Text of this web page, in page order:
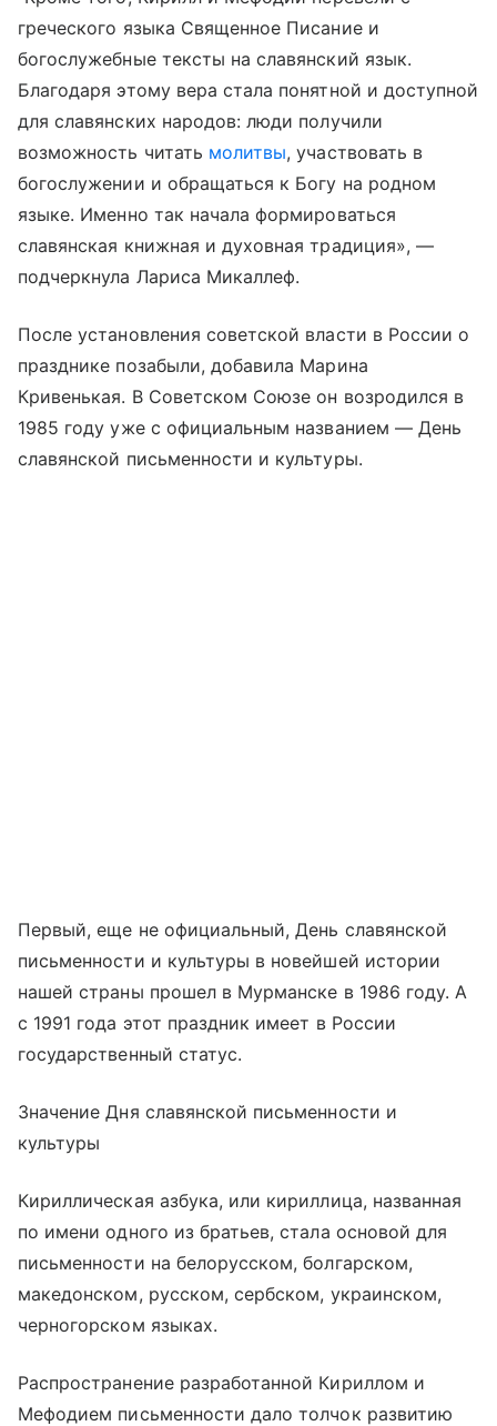
греческого языка Священное Писание и
богослужебные тексты на славянский язык.
Благодаря этому вера стала понятной и доступной
для славянских народов: люди получили
возможность читать молитвы, участвовать в
богослужении и обращаться к Богу на родном
языке. Именно так начала формироваться
славянская книжная и духовная традиция», —
подчеркнула Лариса Микаллеф.
После установления советской власти в России о
празднике позабыли, добавила Марина
Кривенькая. В Советском Союзе он возродился в
1985 году уже с официальным названием — День
славянской письменности и культуры.
Первый, еще не официальный, День славянской
письменности и культуры в новейшей истории
нашей страны прошел в Мурманске в 1986 году. А
с 1991 года этот праздник имеет в России
государственный статус.
Значение Дня славянской письменности и
культуры
Кириллическая азбука, или кириллица, названная
по имени одного из братьев, стала основой для
письменности на белорусском, болгарском,
македонском, русском, сербском, украинском,
черногорском языках.
Распространение разработанной Кириллом и
Мефодием письменности дало толчок развитию